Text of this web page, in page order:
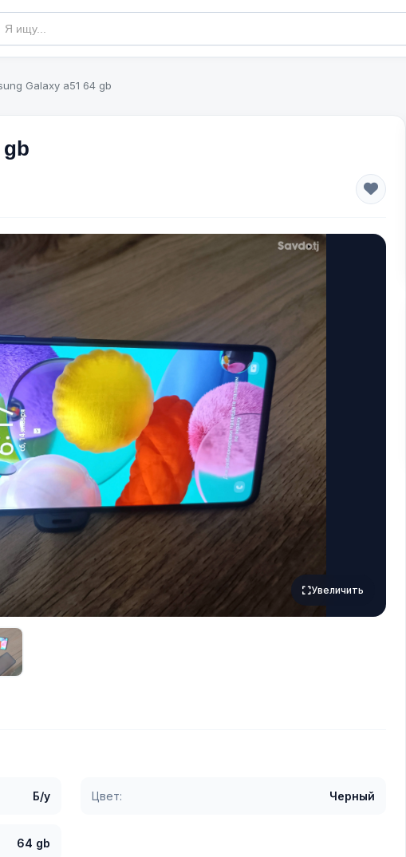
Galaxy a51 64 gb
gb
Увеличить
Б/у Цвет: Черный
64 gb